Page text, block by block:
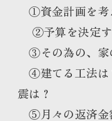
①資金計画を考
②予算を決定す
③その為の、家
④建てる工法は
震は？
⑤月々の返済金